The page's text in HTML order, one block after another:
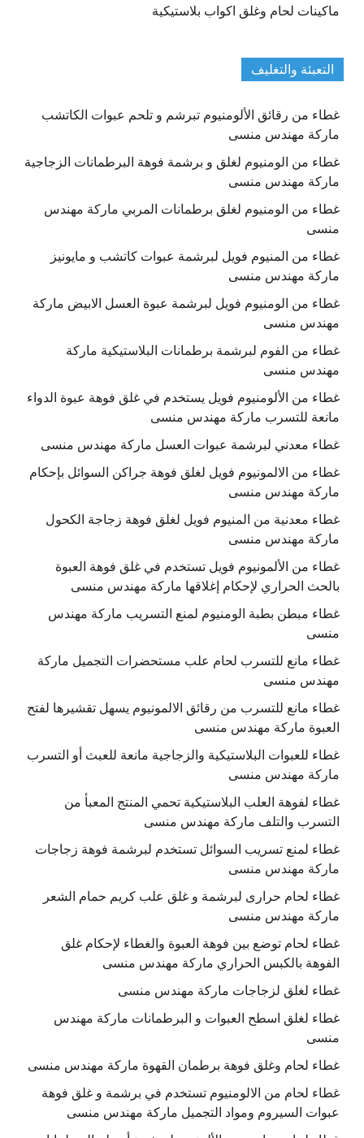
ماكينات لحام وغلق اكواب بلاستيكية
التعبئة والتغليف
غطاء من رقائق الألومنيوم تبرشم و تلحم عبوات الكاتشب
ماركة مهندس منسى
غطاء من الومنيوم لغلق و برشمة فوهة البرطمانات الزجاجية
ماركة مهندس منسى
غطاء من الومنيوم لغلق برطمانات المربي ماركة مهندس
منسى
غطاء من المنيوم فويل لبرشمة عبوات كاتشب و مايونيز
ماركة مهندس منسى
غطاء من الومنيوم فويل لبرشمة عبوة العسل الابيض ماركة
مهندس منسى
غطاء من الفوم لبرشمة برطمانات البلاستيكية ماركة
مهندس منسى
غطاء من الألومنيوم فويل يستخدم في غلق فوهة عبوة الدواء
مانعة للتسرب ماركة مهندس منسى
غطاء معدني لبرشمة عبوات العسل ماركة مهندس منسى
غطاء من الالمونيوم فويل لغلق فوهة جراكن السوائل بإحكام
ماركة مهندس منسى
غطاء معدنية من المنيوم فويل لغلق فوهة زجاجة الكحول
ماركة مهندس منسى
غطاء من الألمونيوم فويل تستخدم في غلق فوهة العبوة
بالحث الحراري لإحكام إغلاقها ماركة مهندس منسى
غطاء مبطن بطبة الومنيوم لمنع التسريب ماركة مهندس
منسى
غطاء مانع للتسرب لحام علب مستحضرات التجميل ماركة
مهندس منسى
غطاء مانع للتسرب من رقائق الالمونيوم يسهل تقشيرها لفتح
العبوة ماركة مهندس منسى
غطاء للعبوات البلاستيكية والزجاجية مانعة للعبث أو التسرب
ماركة مهندس منسى
غطاء لفوهة العلب البلاستيكية تحمي المنتج المعبأ من
التسرب والتلف ماركة مهندس منسى
غطاء لمنع تسريب السوائل تستخدم لبرشمة فوهة زجاجات
ماركة مهندس منسى
غطاء لحام حرارى لبرشمة و غلق علب كريم حمام الشعر
ماركة مهندس منسى
غطاء لحام توضع بين فوهة العبوة والغطاء لإحكام غلق
الفوهة بالكبس الحراري ماركة مهندس منسى
غطاء لغلق لزجاجات ماركة مهندس منسى
غطاء لغلق اسطح العبوات و البرطمانات ماركة مهندس
منسى
غطاء لحام وغلق فوهة برطمان القهوة ماركة مهندس منسى
غطاء لحام من الالومنيوم تستخدم في برشمة و غلق فوهة
عبوات السيروم ومواد التجميل ماركة مهندس منسى